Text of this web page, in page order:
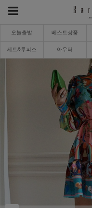
오늘출발 베스트상품
세트&투피스 아우터